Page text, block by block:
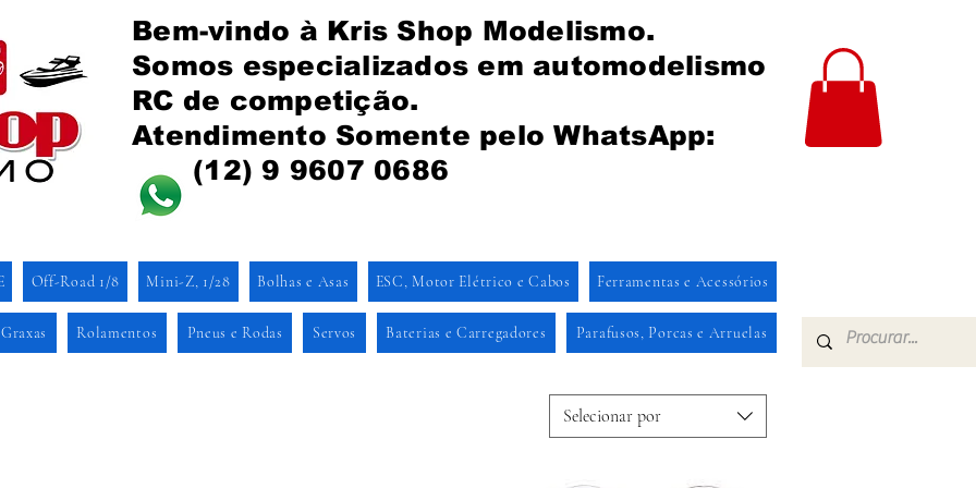
Bem-vindo à Kris Shop Modelismo.
Somos especializados em automodelismo
RC de competição.
Atendimento Somente pelo WhatsApp:
(12) 9 9607 0686
Off-Road 1/8 Mini-Z, 1/28 Bolhas e Asas ESC, Motor Elétrico e Cabos Ferramentas e Acessórios
Rolamentos Pneus e Rodas Servos Baterias e Carregadores Parafusos, Porcas e Arruelas
Selecionar por